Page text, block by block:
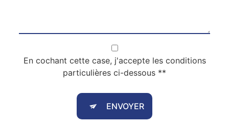
En cochant cette case, j'accepte les conditions
particulières ci-dessous **
ENVOYER